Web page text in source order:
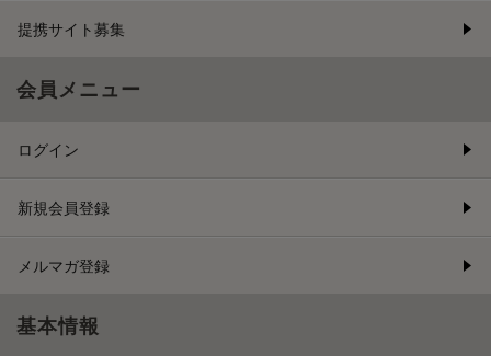
提携サイト募集
会員メニュー
ログイン
新規会員登録
メルマガ登録
基本情報